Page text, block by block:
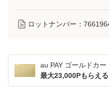
ロットナンバー：
au PAY ゴールドカ
最大23,000Pもらえ